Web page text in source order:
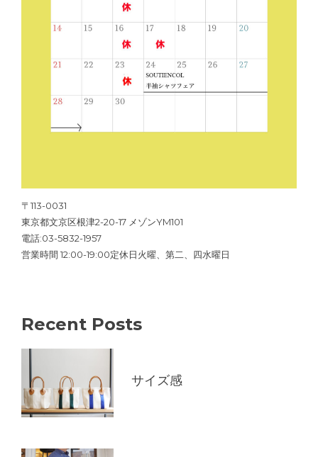
〒113-0031
東京都文京区根津2-20-17 メゾンYM101
電話:03-5832-1957
営業時間 12:00-19:00定休日火曜、第二、四水曜日
Recent Posts
サイズ感